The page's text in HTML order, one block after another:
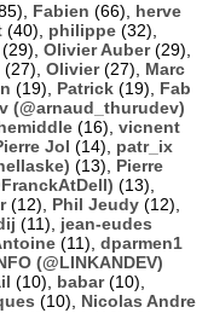
Fabien (66), herve
(40), philippe (32),
(29), Olivier Auber(29),
(27), Olivier(27), Marc
(19), Patrick (19), Fab
(@arnaud_thurudev)
(16), vicnent
Jol (14), patr_ix
(13), Pierre
(13),
(12), Phil Jeudy (12),
(11), jean-eudes
(11), dparmen1
(@LINKANDEV)
(10), babar(10),
(10), Nicolas Andre